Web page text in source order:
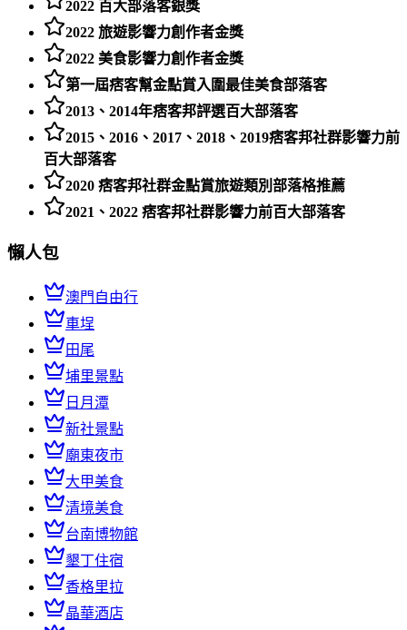
2022 百大部落客銀獎
2022 旅遊影響力創作者金獎
2022 美食影響力創作者金獎
第一屆痞客幫金點賞入圍最佳美食部落客
2013、2014年痞客邦評選百大部落客
2015、2016、2017、2018、2019痞客邦社群影響力前
百大部落客
2020 痞客邦社群金點賞旅遊類別部落格推薦
2021、2022 痞客邦社群影響力前百大部落客
懶人包
澳門自由行
車埕
田尾
埔里景點
日月潭
新社景點
廟東夜市
大甲美食
清境美食
台南博物館
墾丁住宿
香格里拉
晶華酒店